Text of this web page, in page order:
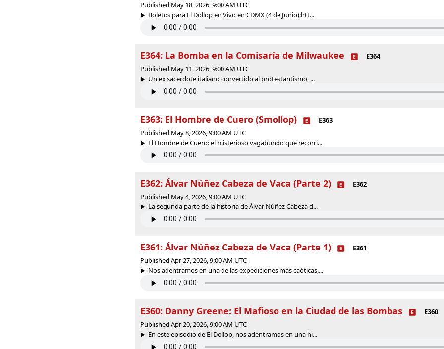
Published May 18, 2026, 9:00 AM UTC
Boletos para El Dollop en Vivo en CDMX (4 de Junio):htt...
E364: La Bomba en la Comisaría de Milwaukee
E364
Published May 11, 2026, 9:00 AM UTC
Un ex sacerdote italiano convertido al protestantismo, ...
E363: El Hombre de Cuero (Smollop)
E363
Published May 8, 2026, 9:00 AM UTC
El Hombre de Cuero: el misterioso vagabundo que recorri...
E362: Álvar Núñez Cabeza de Vaca (Parte 2)
E362
Published May 4, 2026, 9:00 AM UTC
La segunda parte de la historia de Álvar Núñez Cabeza d...
E361: Álvar Núñez Cabeza de Vaca (Parte 1)
E361
Published Apr 27, 2026, 9:00 AM UTC
Nos adentramos en una de las expediciones más caóticas,...
E360: Danny Greene: El Mafioso en la Ciudad de las Bombas
E360
Published Apr 20, 2026, 9:00 AM UTC
En este episodio de El Dollop, nos adentramos en una hi...